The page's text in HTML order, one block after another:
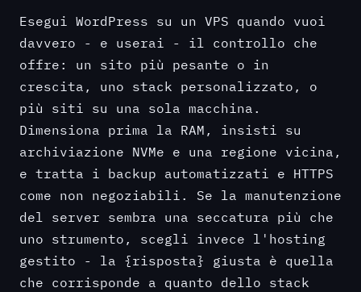
Esegui WordPress su un VPS quando vuoi
davvero - e userai - il controllo che
offre: un sito più pesante o in
crescita, uno stack personalizzato, o
più siti su una sola macchina.
Dimensiona prima la RAM, insisti su
archiviazione NVMe e una regione vicina,
e tratta i backup automatizzati e HTTPS
come non negoziabili. Se la manutenzione
del server sembra una seccatura più che
uno strumento, scegli invece l'hosting
gestito - la {risposta} giusta è quella
che corrisponde a quanto dello stack